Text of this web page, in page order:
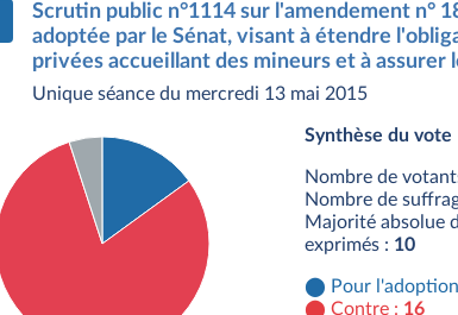
Scrutin public n°1114 sur l'amendement n°
adoptée par le Sénat, visant à étendre
privées accueillant des mineurs et à
Unique séance du mercredi 13 mai 2015
Synthèse du vote
Nombre de
Nombre de
Majorité absolue
exprimés : 10
Pour
Contre : 16